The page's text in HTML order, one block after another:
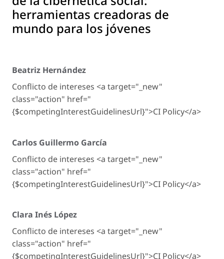
herramientas creadoras de
mundo para los jóvenes
Beatriz Hernández
Conflicto de intereses <a target="_new"
class="action" href="
{$competingInterestGuidelinesUrl}">CI Policy</a>
Carlos Guillermo García
Conflicto de intereses <a target="_new"
class="action" href="
{$competingInterestGuidelinesUrl}">CI Policy</a>
Clara Inés López
Conflicto de intereses <a target="_new"
class="action" href="
{$competingInterestGuidelinesUrl}">CI Policy</a>